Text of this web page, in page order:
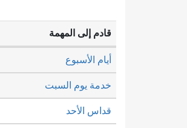
قادم إلى المهمة
خدمة يوم السبت
قداس الأحد
أيام الأسبوع